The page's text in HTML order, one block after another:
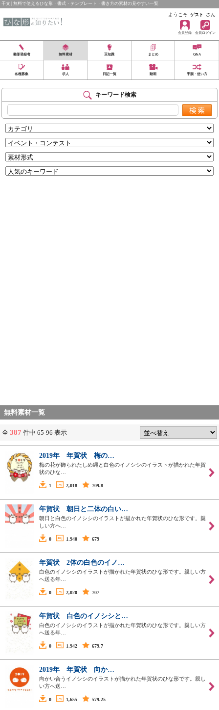
干支 | 無料で使えるひな形・書式・テンプレート・書き方の素材の見やすい一覧
ようこそ ゲスト さん
会員登録 会員ログイン
雛形登録者 無料素材 豆知識 まとめ Q&A
各種募集 求人 日記一覧 動画 手順・使い方
キーワード検索
無料素材一覧
全 387 件中 65-96 表示
2019年 年賀状 梅の…
梅の花が飾られたしめ縄と白色のイノシシのイラストが描かれた年賀
状のひな…
1 2,018 709.8
年賀状 朝日と二体の白い…
朝日と白色のイノシシのイラストが描かれた年賀状のひな形です。親
しい方へ…
0 1,940 679
年賀状 2体の白色のイノ…
白色のイノシシのイラストが描かれた年賀状のひな形です。親しい方
へ送る年…
0 2,020 707
年賀状 白色のイノシシと…
白色のイノシシのイラストが描かれた年賀状のひな形です。親しい方
へ送る年…
0 1,942 679.7
2019年 年賀状 向か…
向かい合うイノシシのイラストが描かれた年賀状のひな形です。親し
い方へ送…
0 1,655 579.25